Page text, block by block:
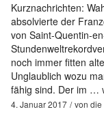
Kurznachrichten:
absolvierte der
von Saint-Quentin-
noch immer fitten
Unglaublich wozu
fähig sind. Der im …
4. Januar 2017 von die